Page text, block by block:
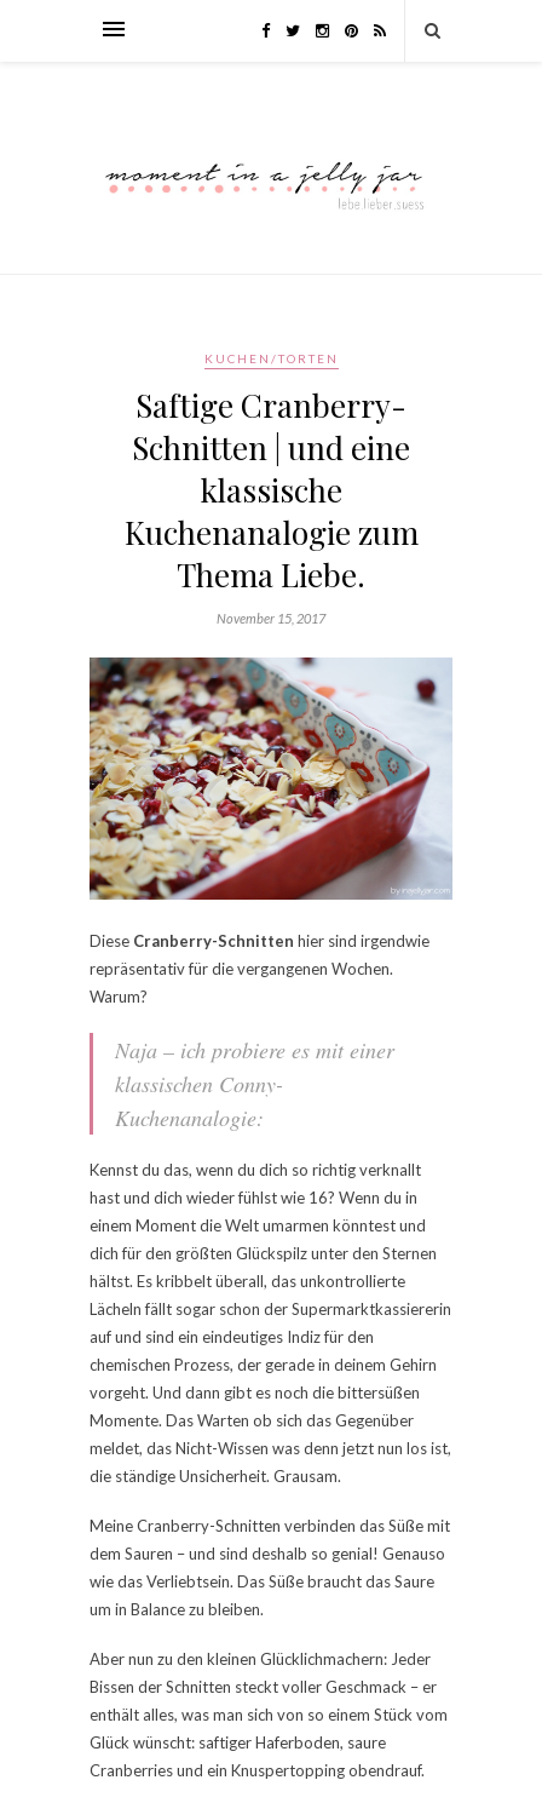
KUCHEN/TORTEN
Saftige Cranberry-
Schnitten | und eine
klassische
Kuchenanalogie zum
Thema Liebe.
November 15, 2017
Diese Cranberry-Schnitten hier sind irgendwie
repräsentativ für die vergangenen Wochen.
Warum?
Naja – ich probiere es mit einer
klassischen Conny-
Kuchenanalogie:
Kennst du das, wenn du dich so richtig verknallt
hast und dich wieder fühlst wie 16? Wenn du in
einem Moment die Welt umarmen könntest und
dich für den größten Glückspilz unter den Sternen
hältst. Es kribbelt überall, das unkontrollierte
Lächeln fällt sogar schon der Supermarktkassiererin
auf und sind ein eindeutiges Indiz für den
chemischen Prozess, der gerade in deinem Gehirn
vorgeht. Und dann gibt es noch die bittersüßen
Momente. Das Warten ob sich das Gegenüber
meldet, das Nicht-Wissen was denn jetzt nun los ist,
die ständige Unsicherheit. Grausam.
Meine Cranberry-Schnitten verbinden das Süße mit
dem Sauren – und sind deshalb so genial! Genauso
wie das Verliebtsein. Das Süße braucht das Saure
um in Balance zu bleiben.
Aber nun zu den kleinen Glücklichmachern: Jeder
Bissen der Schnitten steckt voller Geschmack – er
enthält alles, was man sich von so einem Stück vom
Glück wünscht: saftiger Haferboden, saure
Cranberries und ein Knuspertopping obendrauf.